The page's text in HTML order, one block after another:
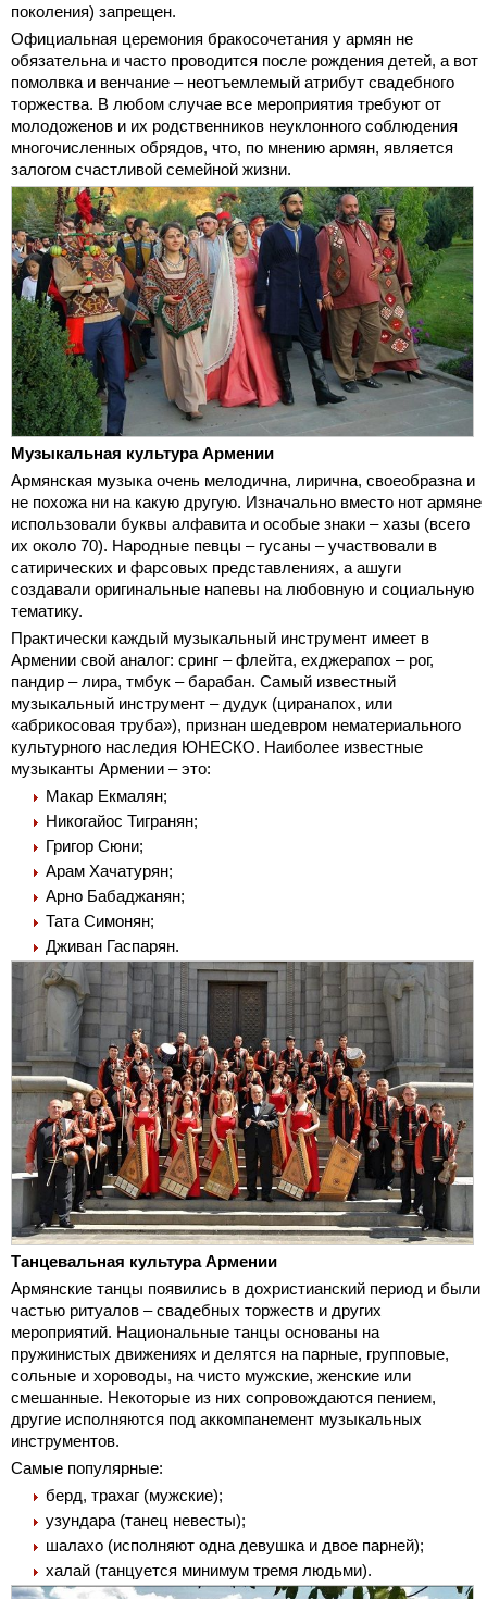
поколения) запрещен.
Официальная церемония бракосочетания у армян не
обязательна и часто проводится после рождения детей, а вот
помолвка и венчание – неотъемлемый атрибут свадебного
торжества. В любом случае все мероприятия требуют от
молодоженов и их родственников неуклонного соблюдения
многочисленных обрядов, что, по мнению армян, является
залогом счастливой семейной жизни.
Музыкальная культура Армении
Армянская музыка очень мелодична, лирична, своеобразна и
не похожа ни на какую другую. Изначально вместо нот армяне
использовали буквы алфавита и особые знаки – хазы (всего
их около 70). Народные певцы – гусаны – участвовали в
сатирических и фарсовых представлениях, а ашуги
создавали оригинальные напевы на любовную и социальную
тематику.
Практически каждый музыкальный инструмент имеет в
Армении свой аналог: сринг – флейта, ехджерапох – рог,
пандир – лира, тмбук – барабан. Самый известный
музыкальный инструмент – дудук (циранапох, или
«абрикосовая труба»), признан шедевром нематериального
культурного наследия ЮНЕСКО. Наиболее известные
музыканты Армении – это:
Макар Екмалян;
Никогайос Тигранян;
Григор Сюни;
Арам Хачатурян;
Арно Бабаджанян;
Тата Симонян;
Дживан Гаспарян.
Танцевальная культура Армении
Армянские танцы появились в дохристианский период и были
частью ритуалов – свадебных торжеств и других
мероприятий. Национальные танцы основаны на
пружинистых движениях и делятся на парные, групповые,
сольные и хороводы, на чисто мужские, женские или
смешанные. Некоторые из них сопровождаются пением,
другие исполняются под аккомпанемент музыкальных
инструментов.
Самые популярные:
берд, трахаг (мужские);
узундара (танец невесты);
шалахо (исполняют одна девушка и двое парней);
халай (танцуется минимум тремя людьми).